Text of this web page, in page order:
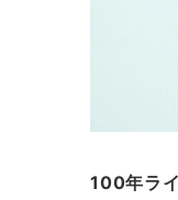
100年ラ